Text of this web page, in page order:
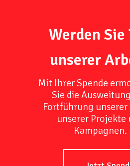
Werden Sie
unserer
Mit Ihrer Spende
Sie die
Fortführung
unserer Projekte
Kampagnen.